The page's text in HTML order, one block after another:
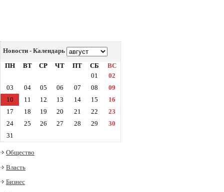
Новости - Календарь
ПН
ВТ СР ЧТ ПТ СБ
ВС
01
02
03
04 05 06 07 08
09
10
11 12 13 14 15
16
17
18 19 20 21 22
23
24
25 26 27 28 29
30
31
Общество
Власть
Бизнес